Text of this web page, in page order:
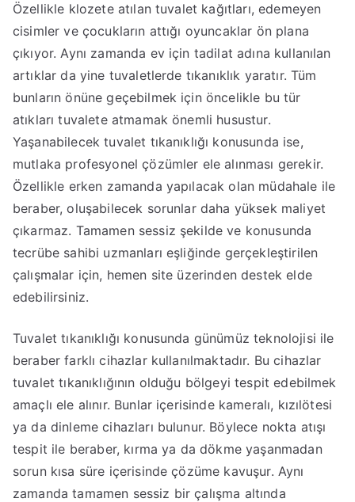
Özellikle klozete atılan tuvalet kağıtları, edemeyen
cisimler ve çocukların attığı oyuncaklar ön plana
çıkıyor. Aynı zamanda ev için tadilat adına kullanılan
artıklar da yine tuvaletlerde tıkanıklık yaratır. Tüm
bunların önüne geçebilmek için öncelikle bu tür
atıkları tuvalete atmamak önemli husustur.
Yaşanabilecek tuvalet tıkanıklığı konusunda ise,
mutlaka profesyonel çözümler ele alınması gerekir.
Özellikle erken zamanda yapılacak olan müdahale ile
beraber, oluşabilecek sorunlar daha yüksek maliyet
çıkarmaz. Tamamen sessiz şekilde ve konusunda
tecrübe sahibi uzmanları eşliğinde gerçekleştirilen
çalışmalar için, hemen site üzerinden destek elde
edebilirsiniz.
Tuvalet tıkanıklığı konusunda günümüz teknolojisi ile
beraber farklı cihazlar kullanılmaktadır. Bu cihazlar
tuvalet tıkanıklığının olduğu bölgeyi tespit edebilmek
amaçlı ele alınır. Bunlar içerisinde kameralı, kızılötesi
ya da dinleme cihazları bulunur. Böylece nokta atışı
tespit ile beraber, kırma ya da dökme yaşanmadan
sorun kısa süre içerisinde çözüme kavuşur. Aynı
zamanda tamamen sessiz bir çalışma altında